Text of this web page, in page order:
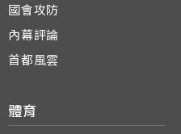
國會攻防
內幕評論
首都風雲
體育